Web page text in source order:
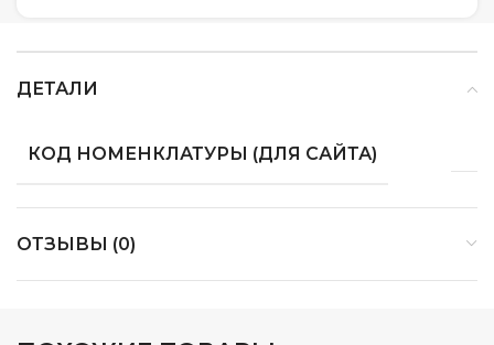
ДЕТАЛИ
КОД НОМЕНКЛАТУРЫ (ДЛЯ САЙТА)
ОТЗЫВЫ (0)